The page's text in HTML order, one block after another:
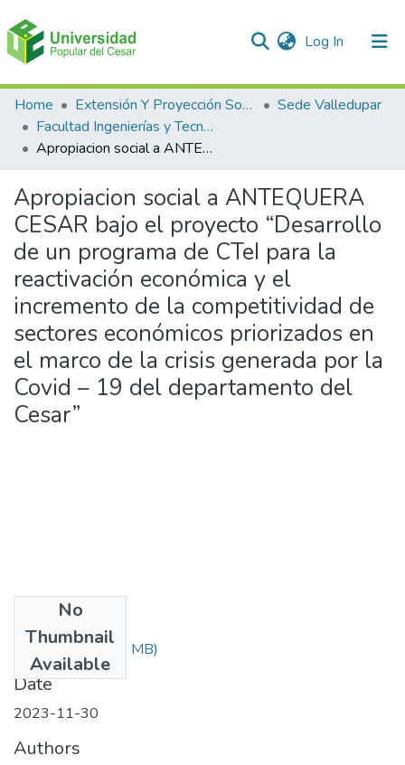
Log In (current)
Communities & Collections
All of DSpace
Home Extensión Y Proyección Social
Sede Valledupar
Facultad Ingenierías y Tecnologías
Apropiacion social a ANTEQUERA CESAR bajo el proyecto “Desarrollo de un programa de CTeI para la reactivación económica y el incremento de la competitividad de sectores económicos priorizados en el marco de la crisis generada por la Covid – 19 del departamento del Cesar”
Apropiacion social a ANTEQUERA
CESAR bajo el proyecto “Desarrollo
de un programa de CTeI para la
reactivación económica y el
incremento de la competitividad de
sectores económicos priorizados en
el marco de la crisis generada por la
Covid – 19 del departamento del
Cesar”
No
Thumbnail
Available
MANATI.pdf(9.71 MB)
Date
2023-11-30
Authors